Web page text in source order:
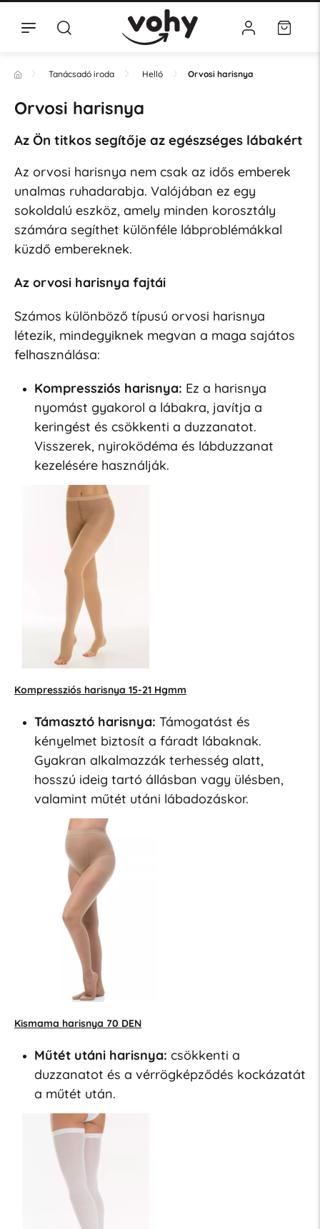
Tanácsadó iroda Helló Orvosi harisnya
Orvosi harisnya
Az Ön titkos segítője az egészséges lábakért
Az orvosi harisnya nem csak az idős emberek
unalmas ruhadarabja. Valójában ez egy
sokoldalú eszköz, amely minden korosztály
számára segíthet különféle lábproblémákkal
küzdő embereknek.
Az orvosi harisnya fajtái
Számos különböző típusú orvosi harisnya
létezik, mindegyiknek megvan a maga sajátos
felhasználása:
Kompressziós harisnya: Ez a harisnya
nyomást gyakorol a lábakra, javítja a
keringést és csökkenti a duzzanatot.
Visszerek, nyiroködéma és lábduzzanat
kezelésére használják.
Kompressziós harisnya 15-21 Hgmm
Támasztó harisnya: Támogatást és
kényelmet biztosít a fáradt lábaknak.
Gyakran alkalmazzák terhesség alatt,
hosszú ideig tartó állásban vagy ülésben,
valamint műtét utáni lábadozáskor.
Kismama harisnya 70 DEN
Műtét utáni harisnya: csökkenti a
duzzanatot és a vérrögképződés kockázatát
a műtét után.